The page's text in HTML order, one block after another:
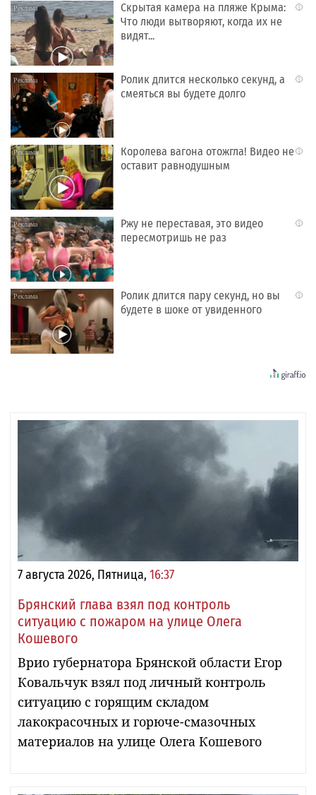
i
Скрытая камера на пляже Крыма:
Что люди вытворяют, когда их не
видят...
i
Ролик длится несколько секунд, а
смеяться вы будете долго
i
Королева вагона отожгла! Видео не
оставит равнодушным
i
Ржу не переставая, это видео
пересмотришь не раз
i
Ролик длится пару секунд, но вы
будете в шоке от увиденного
7 августа 2026, Пятница, 16:37
Брянский глава взял под контроль
ситуацию с пожаром на улице Олега
Кошевого
Врио губернатора Брянской области Егор
Ковальчук взял под личный контроль
ситуацию с горящим складом
лакокрасочных и горюче-смазочных
материалов на улице Олега Кошевого